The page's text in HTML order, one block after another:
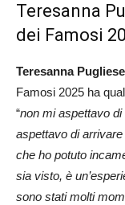
Teresanna
dei Famosi
Teresanna Pugliese
Famosi 2025 ha
“non mi aspettavo
aspettavo di
che ho potuto
sia visto, è
sono stati molti